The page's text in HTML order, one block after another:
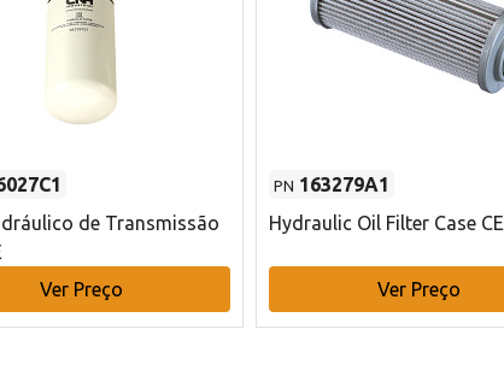
de Transmissão
Ver Preço
PN 163279A1
Hydraulic Oil Filter Case CE
Ver Preço